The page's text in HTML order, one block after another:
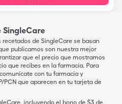
SingleCare
de SingleCare se basan
publicamos son nuestra mejor
que el precio que mostramos
que recibes en la farmacia. Para
con tu farmacia y
PCN que aparecen en tu tarjeta de
incluyendo el bono de $3 de